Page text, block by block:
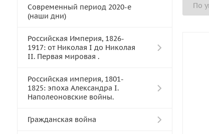
Современный период 2020-е
(наши дни)
Российская Империя, 1826-
1917: от Николая I до Николая
II. Первая мировая .
Российская империя, 1801-
1825: эпоха Александра I.
Наполеоновские войны.
Гражданская война